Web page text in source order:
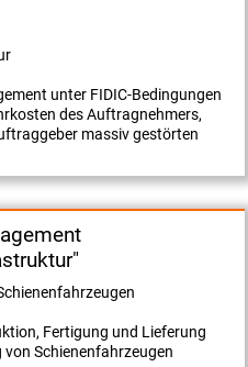
unter FIDIC-Bedingungen
des Auftragnehmers,
massiv gestörten
Fertigung und Lieferung
Schienenfahrzeugen